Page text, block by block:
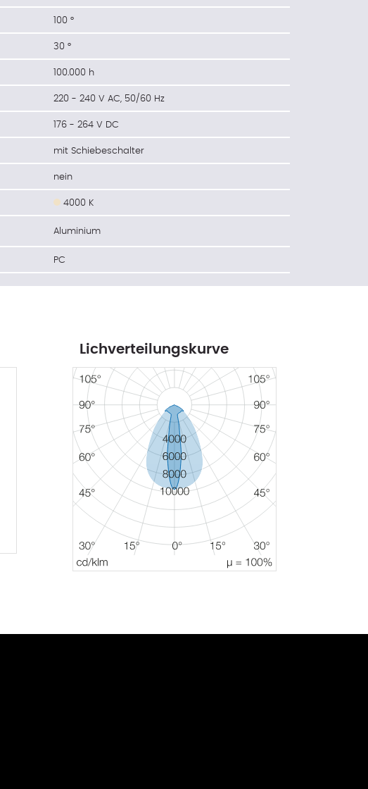
100 °
30 °
100.000 h
220 - 240 V AC, 50/60 Hz
176 - 264 V DC
mit Schiebeschalter
nein
4000 K
Aluminium
PC
Lichverteilungskurve